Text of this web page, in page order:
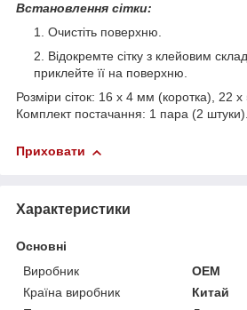
Встановлення сітки:
Очистіть поверхню.
Відокремте сітку з клейовим
приклейте її на поверхню.
Розміри сіток: 16 x 4 мм (коротка), 22
Комплект постачання: 1 пара (2 штуки).
Приховати
Характеристики
Основні
Виробник
OEM
Країна виробник
Китай